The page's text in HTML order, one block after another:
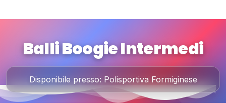
Balli Boogie Intermedi
Disponibile presso: Polisportiva Formiginese